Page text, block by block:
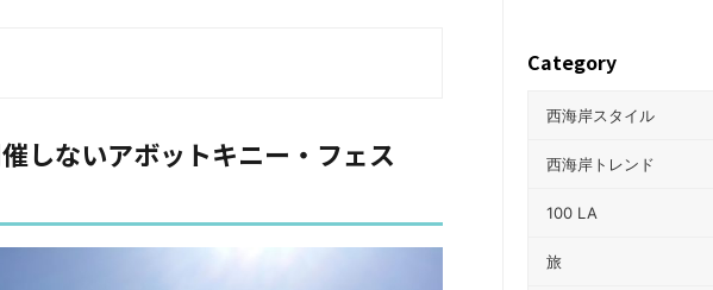
しないアボットキニー・フェス
Category
西海岸スタイル
西海岸トレンド
100 LA
旅